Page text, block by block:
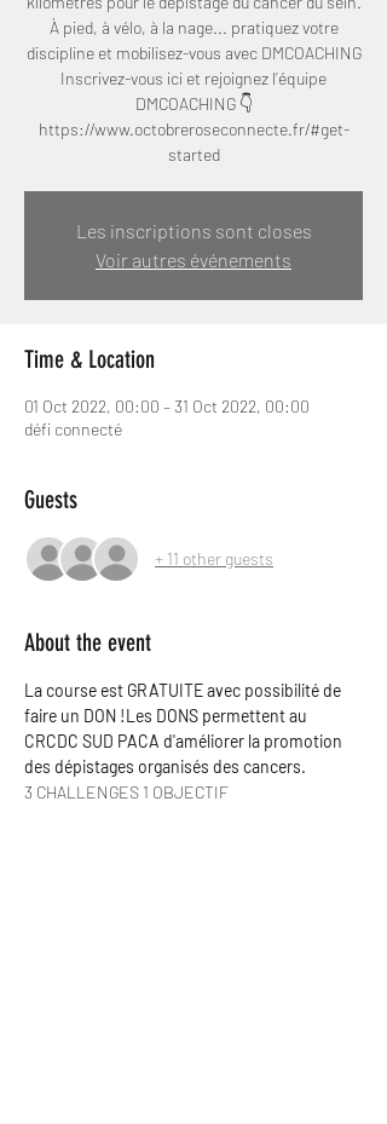
À pied, à vélo, à la nage... pratiquez votre
discipline et mobilisez-vous avec DMCOACHING
Inscrivez-vous ici et rejoignez l’équipe
DMCOACHING 👇
https://www.octobreroseconnecte.fr/#get-
started
Les inscriptions sont closes
Voir autres événements
Time & Location
01 Oct 2022, 00:00 – 31 Oct 2022, 00:00
défi connecté
Guests
+ 11 other guests
About the event
La course est GRATUITE avec possibilité de
faire un DON !Les DONS permettent au
CRCDC SUD PACA d'améliorer la promotion
des dépistages organisés des cancers.
3 CHALLENGES 1 OBJECTIF